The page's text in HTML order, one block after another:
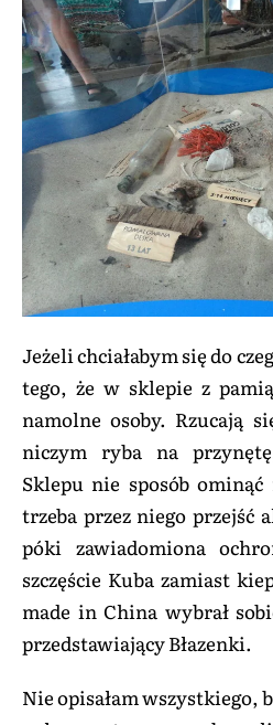
Jeżeli chciałabym się do
tego, że w sklepie z
namolne osoby. Rzucają
niczym ryba na
Sklepu nie sposób
trzeba przez niego przejść
póki zawiadomiona
szczęście Kuba zamiast
made in China wybrał
przedstawiający Błazenki.
Nie opisałam wszystkiego,